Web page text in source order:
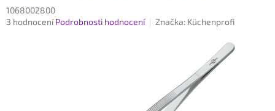
1068002800
Průměrné
3 hodnocení Podrobnosti hodnocení Značka: Küchenprofi